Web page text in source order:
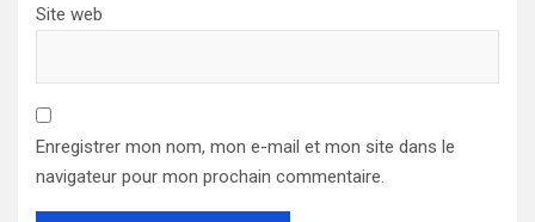
Site web
Enregistrer mon nom, mon e-mail et mon site dans le
navigateur pour mon prochain commentaire.